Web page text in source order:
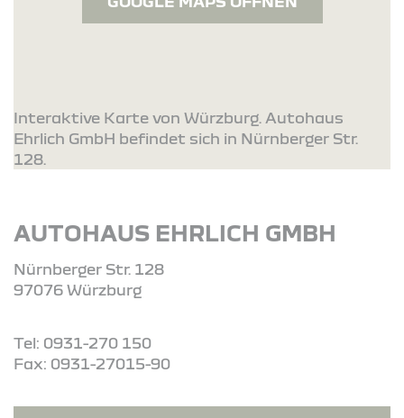
Interaktive Karte von Würzburg. Autohaus
Ehrlich GmbH befindet sich in Nürnberger Str.
128.
AUTOHAUS EHRLICH GMBH
Nürnberger Str. 128
97076 Würzburg
Tel: 0931-270 150
Fax: 0931-27015-90